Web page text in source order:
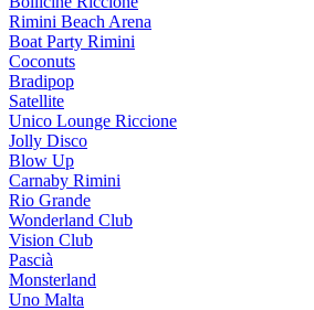
Rimini Beach Arena
Boat Party Rimini
Coconuts
Bradipop
Satellite
Unico Lounge Riccione
Jolly Disco
Blow Up
Carnaby Rimini
Rio Grande
Wonderland Club
Vision Club
Pascià
Monsterland
Uno Malta